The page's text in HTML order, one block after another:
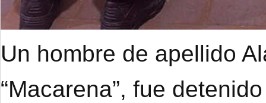
Un hombre de apellido
“Macarena”, fue